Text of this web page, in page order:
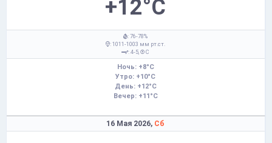
+12°C
: 76-78%
: 1011-1003 мм рт.ст.
: 4-5,
С
Ночь: +8°C
Утро: +10°C
День: +12°C
Вечер: +11°C
16 Мая 2026, Сб